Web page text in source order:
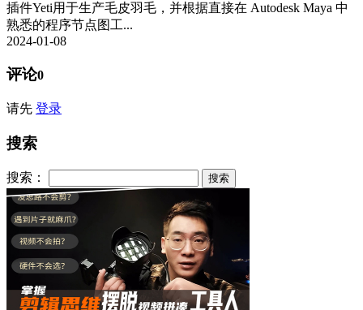
插件Yeti用于生产毛皮羽毛，并根据直接在 Autodesk Maya 中
熟悉的程序节点图工...
2024-01-08
评论0
请先 登录
搜索
搜索：